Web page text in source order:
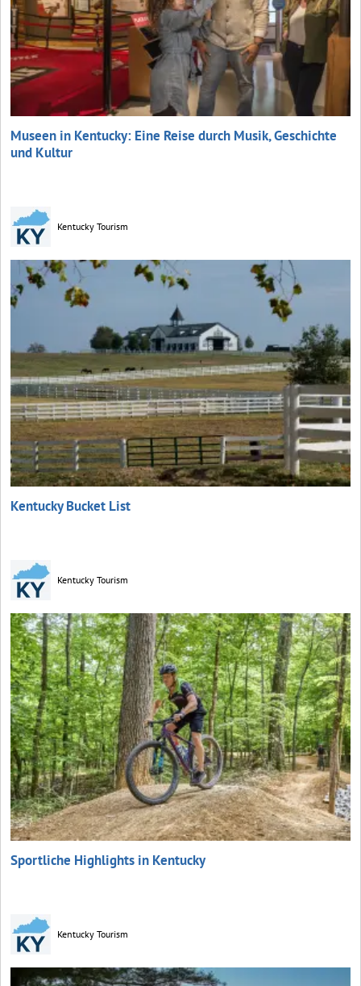
Museen in Kentucky: Eine Reise durch Musik, Geschichte
und Kultur
Kentucky Tourism
Kentucky Bucket List
Kentucky Tourism
Sportliche Highlights in Kentucky
Kentucky Tourism